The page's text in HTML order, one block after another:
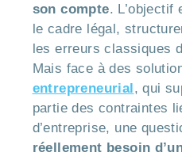
son compte. L’objectif
le cadre légal,
les erreurs classiques
Mais face à des
entrepreneurial, qui
partie des contraintes
d’entreprise, une
réellement besoin